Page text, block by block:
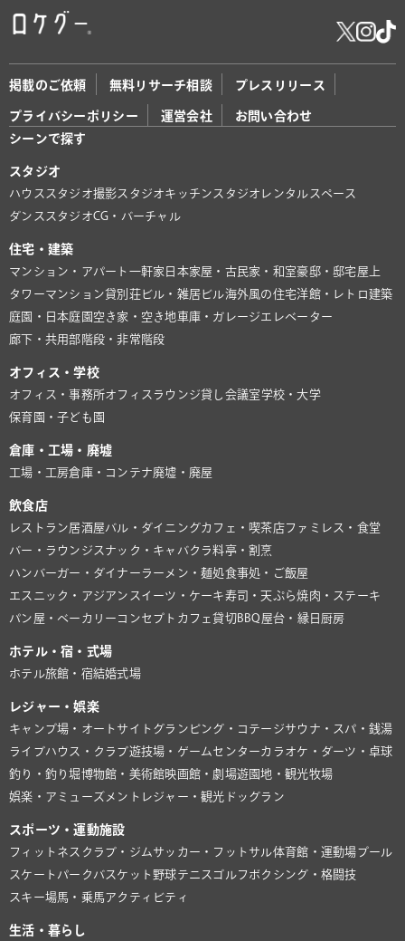
掲載のご依頼 無料リサーチ相談 プレスリリース
プライバシーポリシー 運営会社
お問い合わせ
シーンで探す
スタジオ
ハウススタジオ撮影スタジオキッチンスタジオ レンタルスペース
ダンススタジオCG・バーチャル
住宅・建築
マンション・アパート 一軒家 日本家屋・古民家・和室豪邸・邸宅屋上
タワーマンション貸別荘ビル・雑居ビル海外風の住宅洋館・レトロ建築
庭園・日本庭園 空き家・空き地 車庫・ガレージ エレベーター
廊下・共用部階段・非常階段
オフィス・学校
オフィス・事務所オフィスラウンジ貸し会議室学校・大学
保育園・子ども園
倉庫・工場・廃墟
工場・工房倉庫・コンテナ廃墟・廃屋
飲食店
レストラン居酒屋バル・ダイニングカフェ・喫茶店ファミレス・食堂
バー・ラウンジ スナック・キャバクラ料亭・割烹
ハンバーガー・ダイナーラーメン・麺処食事処・ご飯屋
エスニック・アジアン スイーツ・ケーキ寿司・天ぷら焼肉・ステーキ
パン屋・ベーカリー コンセプトカフェ貸切BBQ 屋台・縁日 厨房
ホテル・宿・式場
ホテル旅館・宿結婚式場
レジャー・娯楽
キャンプ場・オートサイト グランピング・コテージサウナ・スパ・銭湯
ライブハウス・クラブ遊技場・ゲームセンターカラオケ・ダーツ・卓球
釣り・釣り堀博物館・美術館映画館・劇場遊園地・観光牧場
娯楽・アミューズメント レジャー・観光 ドッグラン
スポーツ・運動施設
フィットネスクラブ・ジム サッカー・フットサル体育館・運動場プール
スケートパーク バスケット 野球テニス ゴルフ ボクシング・格闘技
スキー場馬・乗馬アクティビティ
生活・暮らし